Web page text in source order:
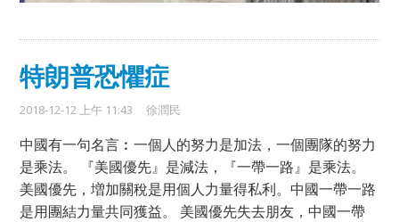
特朗普恐懼症
2018-12-12 上午 11:43 徐潤民
中國有一句名言︰一個人的努力是加法，一個團隊的努力
是乘法。 『美國優先』是減法，『一帶一路』是乘法。
美國優先，増加關稅是用個人力量得私利。中國一帶一路
是用團結力量共同獲益。 美國優先失去朋友，中國一帶